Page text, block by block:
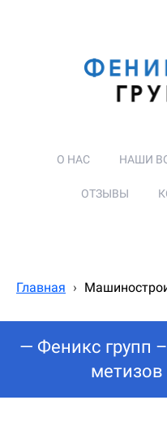
О НАС НАШИ
ОТЗЫВЫ
Главная ›
— Феникс групп